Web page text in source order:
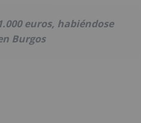
euros, habiéndose
Burgos